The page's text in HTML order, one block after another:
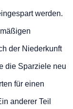
werden.
der Niederkunft
die Sparziele neu
für einen
anderer Teil